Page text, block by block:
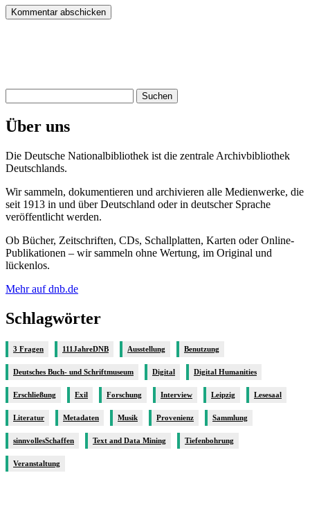
nach:
Über uns
Die Deutsche Nationalbibliothek ist die zentrale Archivbibliothek
Deutschlands.
Wir sammeln, dokumentieren und archivieren alle Medienwerke, die
seit 1913 in und über Deutschland oder in deutscher Sprache
veröffentlicht werden.
Ob Bücher, Zeitschriften, CDs, Schallplatten, Karten oder Online-
Publikationen – wir sammeln ohne Wertung, im Original und
lückenlos.
Mehr auf dnb.de
Schlagwörter
3 Fragen 111JahreDNB Ausstellung Benutzung
Deutsches Buch- und Schriftmuseum Digital Digital Humanities
Erschließung Exil Forschung Interview Leipzig Lesesaal
Literatur Metadaten Musik Provenienz Sammlung
sinnvollesSchaffen Text and Data Mining Tiefenbohrung
Veranstaltung